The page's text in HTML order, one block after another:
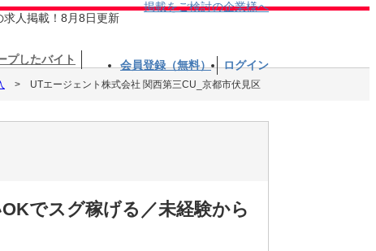
求人掲載！8月8日更新
掲載をご検討の企業様へ
プしたバイト 会員登録（無料） ログイン
UTエージェント株式会社 関西第三CU_京都市伏見区
でスグ稼げる／未経験から